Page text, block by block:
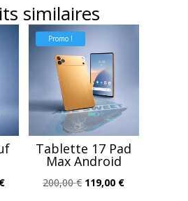
similaires
€Le
Promo !
Tablette 17 Pad
Max Android
200,00€ Le
119,00 €Le